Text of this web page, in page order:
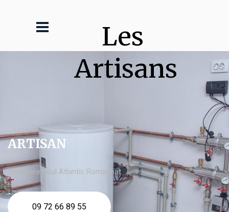
Les
Artisans
ARTISAN
chaudière fioul Atlantic Romagnat
09 72 66 89 55